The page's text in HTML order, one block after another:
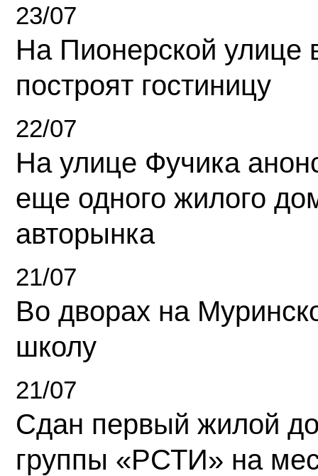
23/07
На Пионерской улице
построят гостиницу
22/07
На улице Фучика
еще одного жилого
авторынка
21/07
Во дворах на
школу
21/07
Сдан первый жилой
группы «РСТИ» на